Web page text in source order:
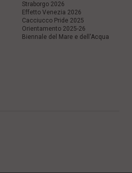
Straborgo 2026
Effetto Venezia 2026
Cacciucco Pride 2025
Orientamento 2025-26
Biennale del Mare e dell'Acqua